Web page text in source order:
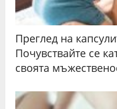
Преглед на
Почувствайте се
своята